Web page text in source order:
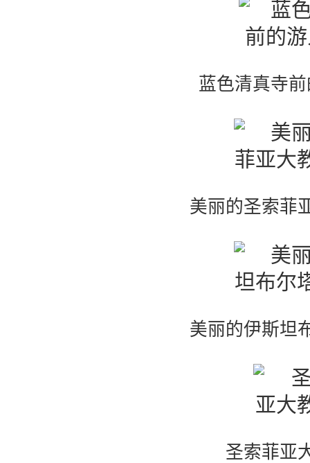
蓝色清真寺
美丽的圣索菲
美丽的伊斯坦
圣索菲亚